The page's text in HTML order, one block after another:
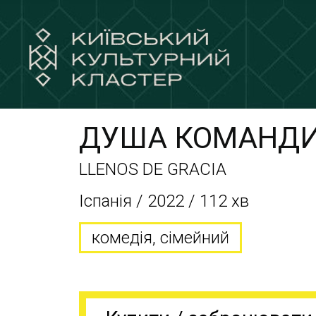
ДУША
LLENOS DE GRACIA
Іспанія / 2022 / 112 хв
комедія, сімейний